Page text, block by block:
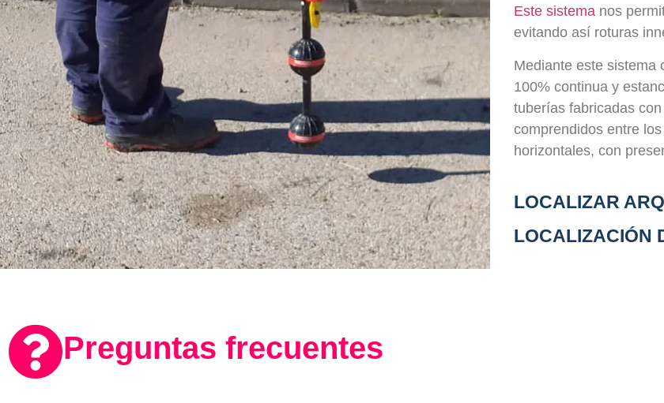
Este sistema nos
evitando así roturas
Mediante este sistema
100% continua y
tuberías fabricadas
comprendidos entre
horizontales, con
LOCALIZAR
LOCALIZACIÓN
Preguntas frecuentes